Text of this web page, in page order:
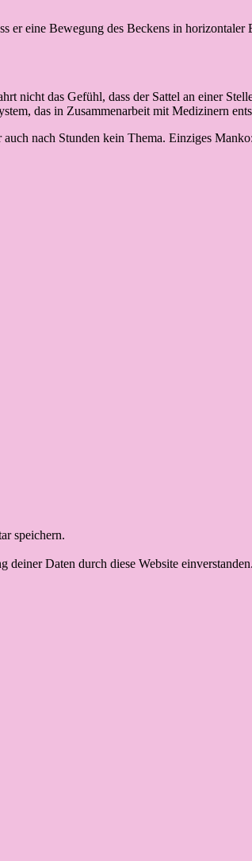
er eine Bewegung des Beckens in
nicht das Gefühl, dass der Sattel an einer
das in Zusammenarbeit mit Medizinern
nach Stunden kein Thema. Einziges
speichern.
deiner Daten durch diese Website